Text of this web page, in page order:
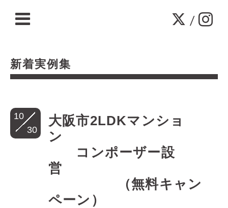
/
新着実例集
10
30
大阪市2LDKマンショ
ン
コンポーザー設
営
（無料キャン
ペーン）